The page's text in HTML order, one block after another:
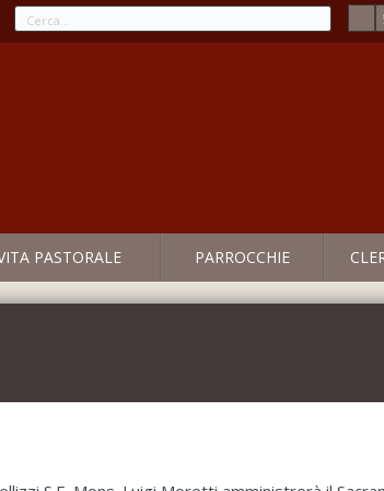
PASTORALE PARROCCHIE